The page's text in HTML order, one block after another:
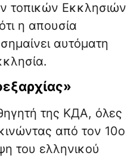
τοπικών Εκκλησιών
η απουσία
αυτόματη
της ΚДА, όλες
από τον 10ο
του ελληνικού